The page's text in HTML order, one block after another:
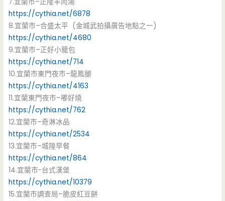
https://cythia.net/6878
8.宜蘭市–合盛太平 (金城武拍攝廣告地點之一)
https://cythia.net/4680
9.宜蘭市–正好小籠包
https://cythia.net/714
10.宜蘭市東門夜市–龍鳳腿
https://cythia.net/4163
11.宜蘭東門夜市–嘟好燒
https://cythia.net/762
12.宜蘭市–奇淋冰品
https://cythia.net/2534
13.宜蘭市–城隍早餐
https://cythia.net/864
14.宜蘭市-台式漢堡
https://cythia.net/10379
15.宜蘭市調查局–脆皮紅豆餅